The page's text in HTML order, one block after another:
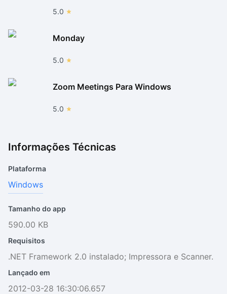
5.0
Monday
5.0
Zoom Meetings Para Windows
5.0
Informações Técnicas
Plataforma
Windows
Tamanho do app
590.00 KB
Requisitos
.NET Framework 2.0 instalado; Impressora e Scanner.
Lançado em
2012-03-28 16:30:06.657